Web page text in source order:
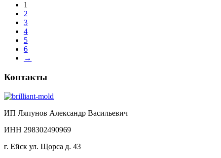
1
2
3
4
5
6
→
Контакты
ИП Ляпунов Александр Васильевич
ИНН 298302490969
г. Ейск ул. Щорса д. 43